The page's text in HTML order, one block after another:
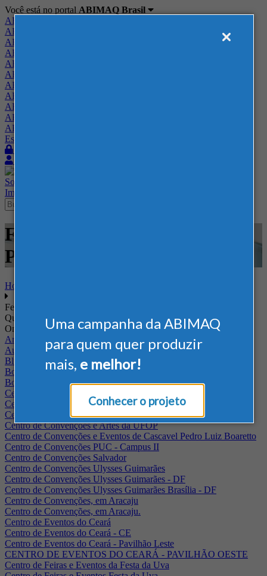
Uma campanha da ABIMAQ
para quem quer produzir
mais, e melhor!
Conhecer o projeto
Você está no portal ABIMAQ Brasil
ABIMAQ Brasil
ABIMAQ Minas Gerais
ABIMAQ Norte-Nordeste
ABIMAQ Paraná
ABIMAQ Piracicaba
ABIMAQ Ribeirão Preto
ABIMAQ Rio de Janeiro
ABIMAQ Rio Grande do Sul
ABIMAQ Santa Catarina
ABIMAQ São Paulo
ABIMAQ Vale do Paraíba
Escritório de Relações Governamentais
Sobre
Imprensa
Feiras - Distrito Anhembi -
Plástico
Home
Feiras
Quando
Onde
Arena Jaguariuna
Auditório Albano Franco - FIEPA
Blumenau - SC
BolognaFiere
Boulevard Olimpico - RJ
Centro Internacional de Convenções do Brasil, em Brasília
Centro de Convenções - SE
Centro de Convenções de Pernambuco - PE
Centro de Convenções e Artes da UFOP
Centro de Convenções e Eventos de Cascavel Pedro Luiz Boaretto
Centro de Convenções PUC - Campus II
Centro de Convenções Salvador
Centro de Convenções Ulysses Guimarães
Centro de Convenções Ulysses Guimarães - DF
Centro de Convenções Ulysses Guimarães Brasília - DF
Centro de Convenções, em Aracaju
Centro de Convenções, em Aracaju.
Centro de Eventos do Ceará
Centro de Eventos do Ceará - CE
Centro de Eventos do Ceará - Pavilhão Leste
CENTRO DE EVENTOS DO CEARÁ - PAVILHÃO OESTE
Centro de Feiras e Eventos da Festa da Uva